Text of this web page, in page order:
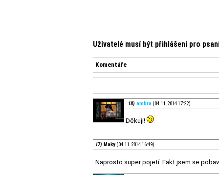
Uživatelé musí být přihlášeni pro
Komentáře
18) ambra (04.11.2014 17:22)
Děkuji!
17) Maky (04.11.2014 16:49)
Naprosto super pojetí. Fakt jsem se